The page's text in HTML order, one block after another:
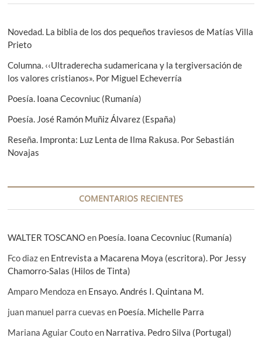
i
ó
n
d
e
e
n
r
a
s
n
e
o
r
i
u
n
Novedad. La biblia de los dos pequeños traviesos de Matías Villa
Prieto
Columna. ‹‹Ultraderecha sudamericana y la tergiversación de
los valores cristianos». Por Miguel Echeverría
Poesía. Ioana Cecovniuc (Rumanía)
Poesía. José Ramón Muñiz Álvarez (España)
Reseña. Impronta: Luz Lenta de Ilma Rakusa. Por Sebastián
Novajas
COMENTARIOS RECIENTES
WALTER TOSCANOen Poesía. Ioana Cecovniuc (Rumanía)
Fco diazen Entrevista a Macarena Moya (escritora). Por Jessy
Chamorro-Salas (Hilos de Tinta)
Amparo Mendoza en Ensayo. Andrés I. Quintana M.
juan manuel parra cuevas en Poesía. Michelle Parra
Mariana Aguiar Coutoen Narrativa. Pedro Silva (Portugal)